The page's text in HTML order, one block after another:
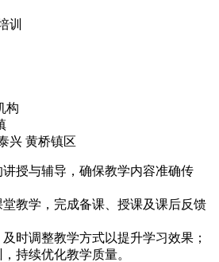
训
构
兴 黄桥镇区
授与辅导，确保教学内容准确传
教学，完成备课、授课及课后反馈
时调整教学方式以提升学习效果；
持续优化教学质量。